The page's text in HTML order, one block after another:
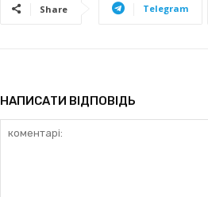
Share Telegram
НАПИСАТИ ВІДПОВІДЬ